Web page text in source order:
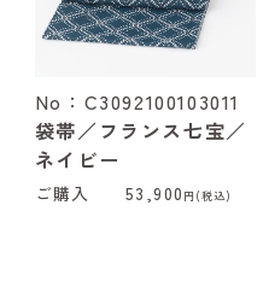
No：C3092100103011
袋帯／フランス七宝／
ネイビー
ご購入 53,900 円(税込)